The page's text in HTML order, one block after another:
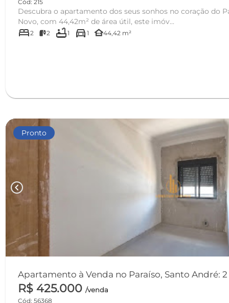
Cód: 215
Descubra o apartamento dos seus sonhos no coração do
Novo, com 44,42m² de área útil, este imóv...
bed2 2 bathtub1 directions_car 1 other_houses44,42 m²
Pronto
chevron_left
Apartamento à Venda no Paraíso, Santo André: 2
R$ 425.000 /venda
Cód: 56368